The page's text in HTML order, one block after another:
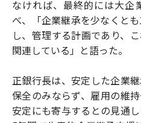
なければ、最終的には大企
べ、「企業継承を少なくと
し、管理する計画であり、
関連している」と語った。
正銀行長は、安定した企業
保全のみならず、雇用の維
安定にも寄与するとの見通